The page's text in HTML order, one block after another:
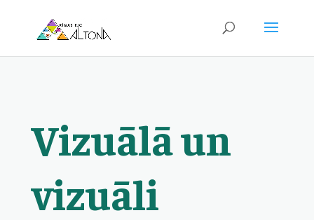
Vizuālā un
vizuāli